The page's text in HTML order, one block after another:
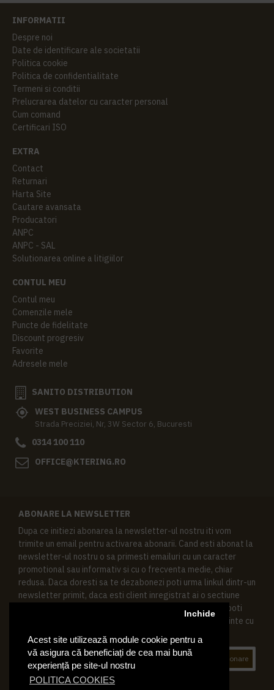
Acest site utilizează module cookie pentru a
vă asigura că beneficiați de cea mai bună
experiență pe site-ul nostru
POLITICA COOKIES
Inchide
INFORMATII
Despre noi
Date de identificare ale societatii
Politica cookie
Politica de confidentialitate
Termeni si conditii
Prelucrarea datelor cu caracter personal
Cum comand
Certificari ISO
EXTRA
Contact
Returnari
Harta Site
Cautare avansata
Producatori
ANPC
ANPC - SAL
Solutionarea online a litigiilor
CONTUL MEU
Contul meu
Comenzile mele
Puncte de fidelitate
Discount progresiv
Favorite
Adresele mele
SANITO DISTRIBUTION
WEST BUSINESS CAMPUS
Strada Preciziei, Nr, 3W Sector 6, Bucuresti
0314 100 110
OFFICE@KTERING.RO
ABONARE LA NEWSLETTER
Dupa ce initiezi abonarea la newsletter-ul nostru iti vom
trimite un email pentru activarea abonarii. Cand esti abonat la
newsletter-ul nostru o sa primesti emailuri cu un caracter
promotional sau informativ si cu o frecventa medie, chiar
redusa. Daca doresti sa te dezabonezi poti urma linkul dintr-un
newsletter primit, daca esti client inregistrat ai o sectiune
speciala in contul tau in acest scop, si de asemenea ne poti
contacta oricand pe email pentru orice intrebari sau cerinte cu
Abonare